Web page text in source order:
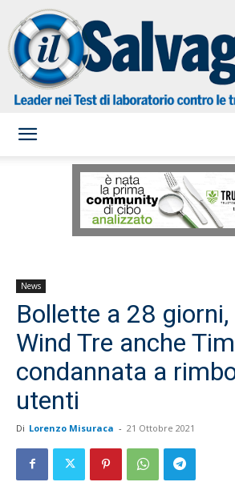
Salvagente
News
Bollette a 28 giorni,
Wind Tre anche Tim
condannata a
utenti
Di Lorenzo Misuraca - 21 Ottobre 2021